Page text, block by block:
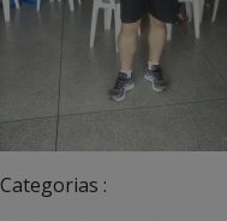
Categorias :